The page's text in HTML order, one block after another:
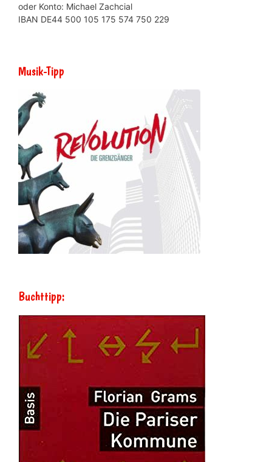
oder Konto: Michael Zachcial
IBAN DE44 500 105 175 574 750 229
Musik-Tipp
Buchttipp: